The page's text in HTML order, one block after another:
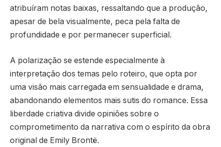
atribuíram notas baixas, ressaltando que a produção,
apesar de bela visualmente, peca pela falta de
profundidade e por permanecer superficial.
A polarização se estende especialmente à
interpretação dos temas pelo roteiro, que opta por
uma visão mais carregada em sensualidade e drama,
abandonando elementos mais sutis do romance. Essa
liberdade criativa divide opiniões sobre o
comprometimento da narrativa com o espírito da obra
original de Emily Brontë.